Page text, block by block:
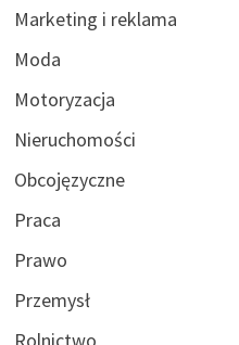
Marketing i reklama
Moda
Motoryzacja
Nieruchomości
Obcojęzyczne
Praca
Prawo
Przemysł